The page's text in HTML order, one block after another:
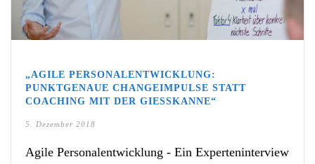
„AGILE PERSONALENTWICKLUNG:
PUNKTGENAUE CHANGEIMPULSE STATT
COACHING MIT DER GIESSKANNE“
5. Dezember 2018
Agile Personalentwicklung - Ein Experteninterview